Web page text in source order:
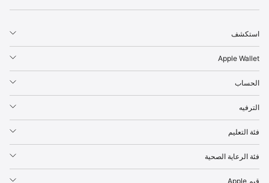
r
p
l
e
استكشف
Apple Wallet
الحساب
الترفيه
فئة التعليم
فئة الرعاية الصحية
قيم Apple